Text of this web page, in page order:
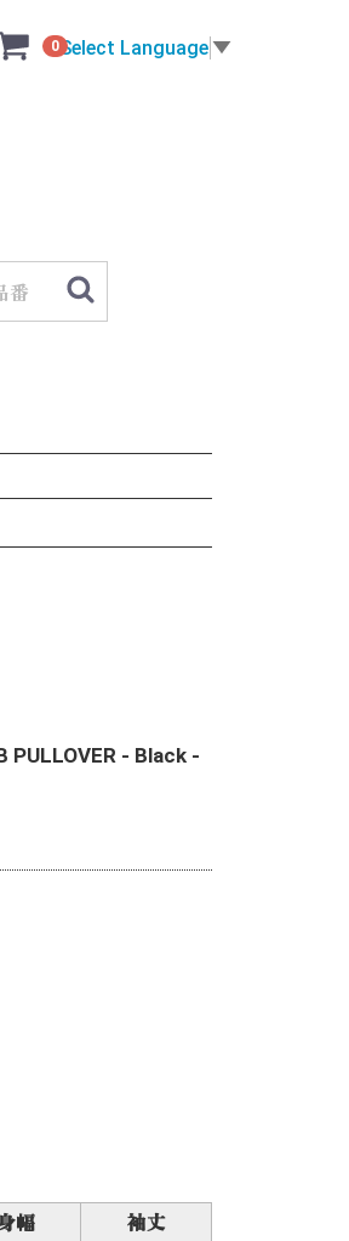
0 Select Language ▼
PULLOVER - Black -
幅
袖丈